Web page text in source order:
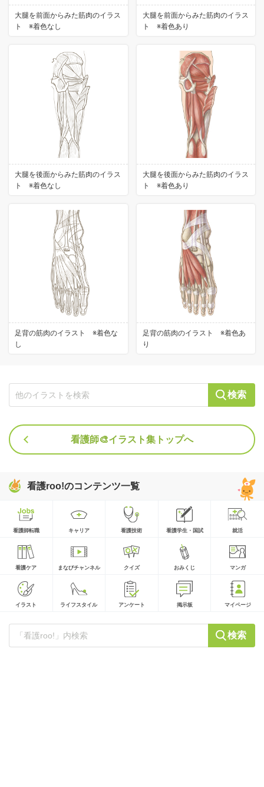
大腿を前面からみた筋肉のイラス
ト ※着色なし
大腿を前面からみた筋肉のイラス
ト ※着色あり
大腿を後面からみた筋肉のイラス
ト ※着色なし
大腿を後面からみた筋肉のイラス
ト ※着色あり
足背の筋肉のイラスト ※着色な
し
足背の筋肉のイラスト ※着色あ
り
検索
看護師🎨イラスト集トップへ
看護roo!のコンテンツ一覧
看護師転職 キャリア 看護技術 看護学生・国試 就活
看護ケア まなびチャンネル クイズ おみくじ マンガ
イラスト ライフスタイル アンケート 掲示板 マイページ
検索